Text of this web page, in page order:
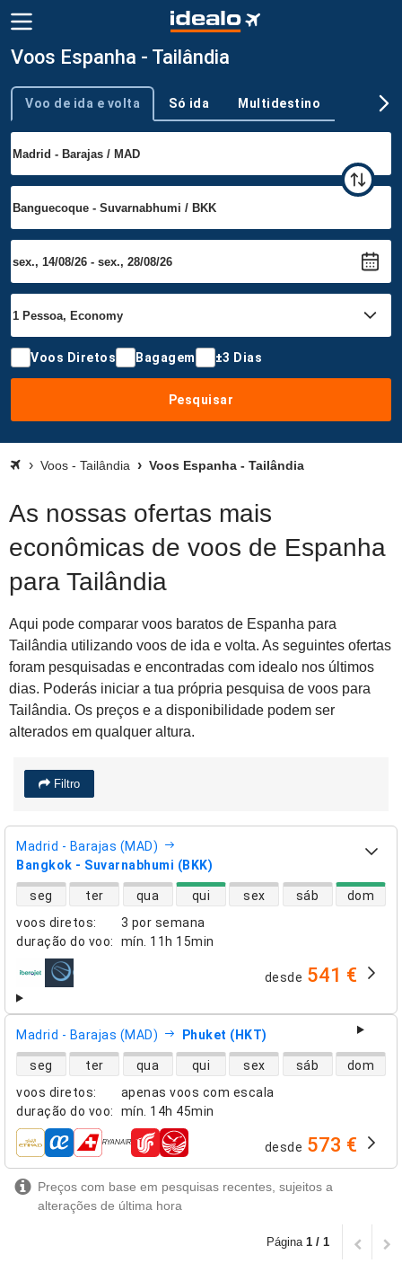
Voos Espanha - Tailândia
Tipo de viagem
Voo de ida e volta Só ida Multidestino
Voos Diretos Bagagem ±3 Dias
Pesquisar
Voos - Tailândia Voos Espanha - Tailândia
As nossas ofertas mais
econômicas de voos de Espanha
para Tailândia
Aqui pode comparar voos baratos de Espanha para
Tailândia utilizando voos de ida e volta. As seguintes ofertas
foram pesquisadas e encontradas com idealo nos últimos
dias. Poderás iniciar a tua própria pesquisa de voos para
Tailândia. Os preços e a disponibilidade podem ser
alterados em qualquer altura.
Filtro
Madrid - Barajas (MAD)
Bangkok - Suvarnabhumi (BKK)
voos diretos:
3 por semana
duração do voo: mín. 11h 15min
disponibilidade de voos diretos
seg ter qua qui sex sáb dom
companhias aéreas desde 541 €
Madrid - Barajas (MAD) Phuket (HKT)
voos diretos:
apenas voos com escala
duração do voo: mín. 14h 45min
disponibilidade de voos diretos
seg ter qua qui sex sáb dom
companhias aéreas desde 573 €
Preços com base em pesquisas recentes, sujeitos a
alterações de última hora
Página 1 / 1